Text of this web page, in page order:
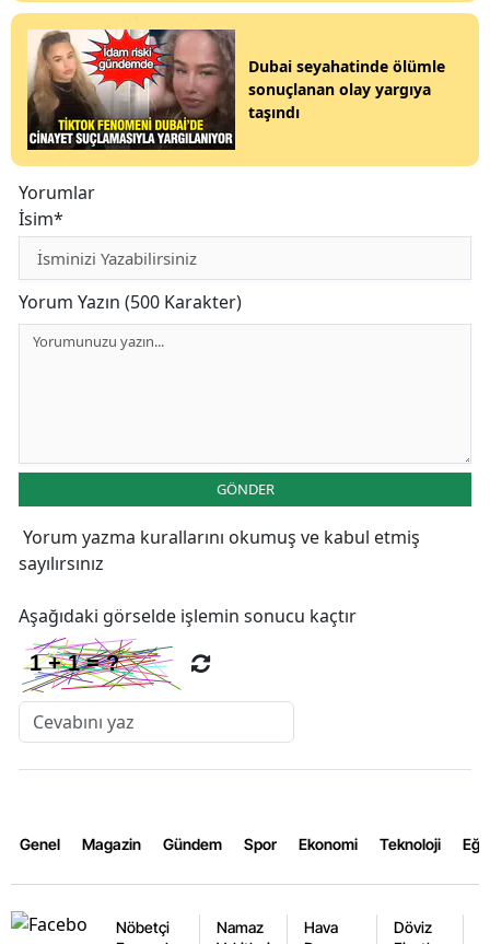
Dubai seyahatinde ölümle
sonuçlanan olay yargıya
taşındı
Yorumlar
İsim*
Yorum Yazın (500 Karakter)
GÖNDER
Yorum yazma kurallarını okumuş ve kabul etmiş
sayılırsınız
Aşağıdaki görselde işlemin sonucu kaçtır
Genel Magazin Gündem Spor Ekonomi Teknoloji
Nöbetçi
Namaz
Hava
Döviz